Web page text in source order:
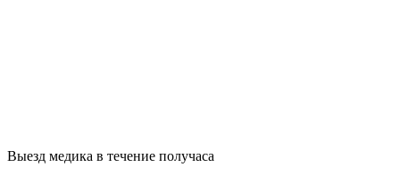
Выезд медика в течение получаса